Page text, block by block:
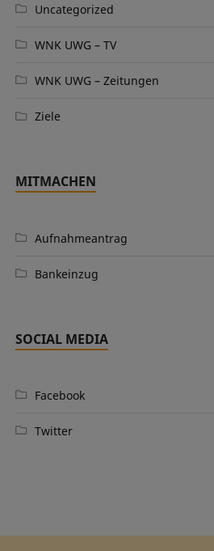
Uncategorized
WNK UWG – TV
WNK UWG – Zeitungen
Ziele
MITMACHEN
Aufnahmeantrag
Bankeinzug
SOCIAL MEDIA
Facebook
Twitter